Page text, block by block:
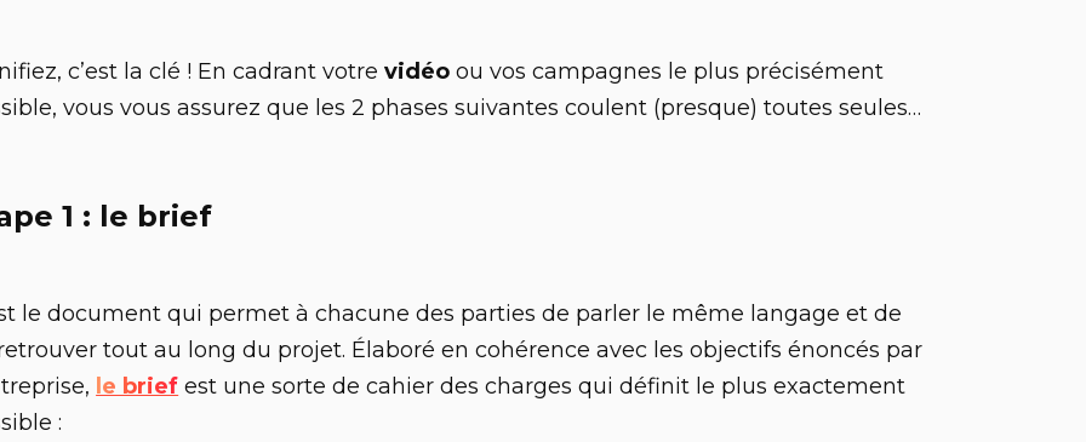
c’est la clé ! En cadrant votrevidéo ou vos campagnes le plus précisément
vous vous assurez que les 2 phases suivantes coulent (presque) toutes seules…
1 : le brief
le document qui permet à chacune des parties de parler le même langage et de
retrouver tout au long du projet. Élaboré en cohérence avec les objectifs énoncés par
le brief est une sorte de cahier des charges qui définit le plus exactement
: